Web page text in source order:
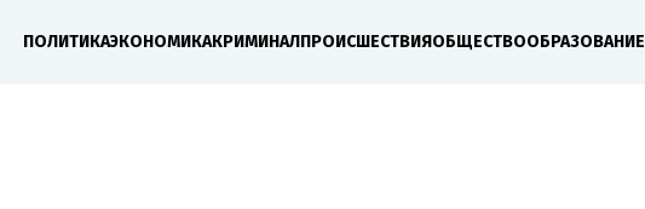
ПОЛИТИКАЭКОНОМИКАКРИМИНАЛПРОИСШЕСТВИЯОБЩЕСТВООБРАЗОВАНИЕ